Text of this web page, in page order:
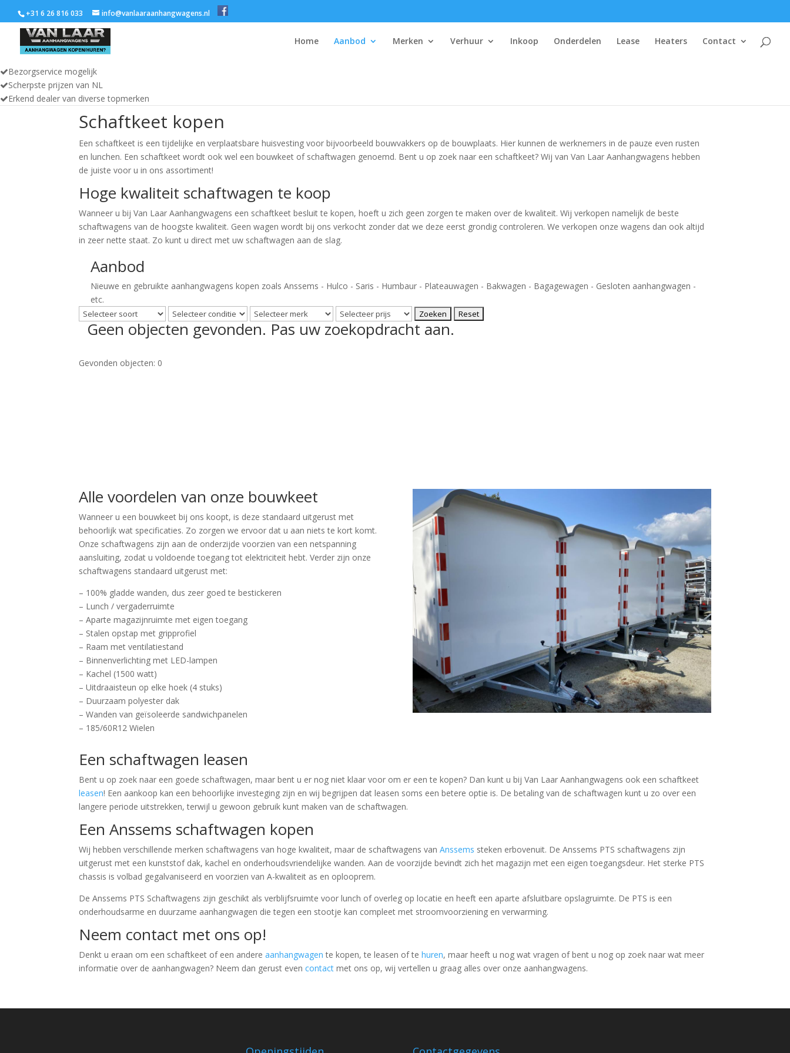
+31 6 26 816 033 info@vanlaaraanhangwagens.nl
Home Aanbod Merken Verhuur Inkoop Onderdelen Lease Heaters Contact
Bezorgservice mogelijk
Scherpste prijzen van NL
Erkend dealer van diverse topmerken
Schaftkeet kopen
Een schaftkeet is een tijdelijke en verplaatsbare huisvesting voor bijvoorbeeld bouwvakkers op de bouwplaats. Hier kunnen de werknemers in de pauze even rusten
en lunchen. Een schaftkeet wordt ook wel een bouwkeet of schaftwagen genoemd. Bent u op zoek naar een schaftkeet? Wij van Van Laar Aanhangwagens hebben
de juiste voor u in ons assortiment!
Hoge kwaliteit schaftwagen te koop
Wanneer u bij Van Laar Aanhangwagens een schaftkeet besluit te kopen, hoeft u zich geen zorgen te maken over de kwaliteit. Wij verkopen namelijk de beste
schaftwagens van de hoogste kwaliteit. Geen wagen wordt bij ons verkocht zonder dat we deze eerst grondig controleren. We verkopen onze wagens dan ook altijd
in zeer nette staat. Zo kunt u direct met uw schaftwagen aan de slag.
Aanbod
Nieuwe en gebruikte aanhangwagens kopen zoals Anssems - Hulco - Saris - Humbaur - Plateauwagen - Bakwagen - Bagagewagen - Gesloten aanhangwagen -
etc.
Geen objecten gevonden. Pas uw zoekopdracht aan.
Gevonden objecten: 0
Alle voordelen van onze bouwkeet
Wanneer u een bouwkeet bij ons koopt, is deze standaard uitgerust met
behoorlijk wat specificaties. Zo zorgen we ervoor dat u aan niets te kort komt.
Onze schaftwagens zijn aan de onderzijde voorzien van een netspanning
aansluiting, zodat u voldoende toegang tot elektriciteit hebt. Verder zijn onze
schaftwagens standaard uitgerust met:
– 100% gladde wanden, dus zeer goed te bestickeren
– Lunch / vergaderruimte
– Aparte magazijnruimte met eigen toegang
– Stalen opstap met gripprofiel
– Raam met ventilatiestand
– Binnenverlichting met LED-lampen
– Kachel (1500 watt)
– Uitdraaisteun op elke hoek (4 stuks)
– Duurzaam polyester dak
– Wanden van geïsoleerde sandwichpanelen
– 185/60R12 Wielen
Een schaftwagen leasen
Bent u op zoek naar een goede schaftwagen, maar bent u er nog niet klaar voor om er een te kopen? Dan kunt u bij Van Laar Aanhangwagens ook een schaftkeet
leasen! Een aankoop kan een behoorlijke investeging zijn en wij begrijpen dat leasen soms een betere optie is. De betaling van de schaftwagen kunt u zo over een
langere periode uitstrekken, terwijl u gewoon gebruik kunt maken van de schaftwagen.
Een Anssems schaftwagen kopen
Wij hebben verschillende merken schaftwagens van hoge kwaliteit, maar de schaftwagens vanAnssems steken erbovenuit. De Anssems PTS schaftwagens zijn
uitgerust met een kunststof dak, kachel en onderhoudsvriendelijke wanden. Aan de voorzijde bevindt zich het magazijn met een eigen toegangsdeur. Het sterke PTS
chassis is volbad gegalvaniseerd en voorzien van A-kwaliteit as en oplooprem.
De Anssems PTS Schaftwagens zijn geschikt als verblijfsruimte voor lunch of overleg op locatie en heeft een aparte afsluitbare opslagruimte. De PTS is een
onderhoudsarme en duurzame aanhangwagen die tegen een stootje kan compleet met stroomvoorziening en verwarming.
Neem contact met ons op!
Denkt u eraan om een schaftkeet of een andereaanhangwagen te kopen, te leasen of tehuren, maar heeft u nog wat vragen of bent u nog op zoek naar wat meer
informatie over de aanhangwagen? Neem dan gerust evencontact met ons op, wij vertellen u graag alles over onze aanhangwagens.